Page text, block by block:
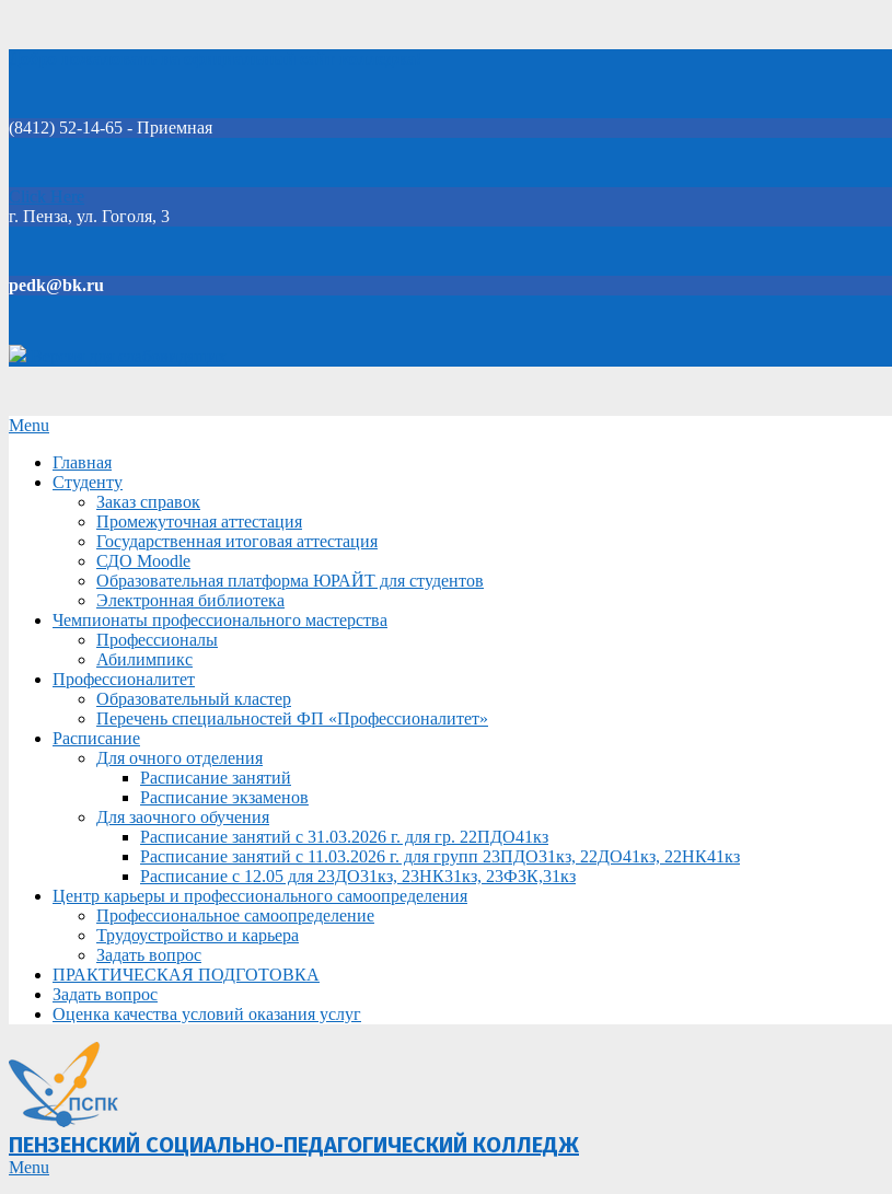
(8412) 52-14-65 - Приемная
Click Here
г. Пенза, ул. Гоголя, 3
pedk@bk.ru
Secondary
Menu
Menu
Главная
Студенту
Заказ справок
Промежуточная аттестация
Государственная итоговая аттестация
СДО Moodle
Образовательная платформа ЮРАЙТ для студентов
Электронная библиотека
Чемпионаты профессионального мастерства
Профессионалы
Абилимпикс
Профессионалитет
Образовательный кластер
Перечень специальностей ФП «Профессионалитет»
Расписание
Для очного отделения
Расписание занятий
Расписание экзаменов
Для заочного обучения
Расписание занятий с 31.03.2026 г. для гр. 22ПДО41кз
Расписание занятий с 11.03.2026 г. для групп 23ПДО31кз, 22ДО41кз, 22НК41кз
Расписание с 12.05 для 23ДО31кз, 23НК31кз, 23ФЗК,31кз
Центр карьеры и профессионального самоопределения
Профессиональное самоопределение
Трудоустройство и карьера
Задать вопрос
ПРАКТИЧЕСКАЯ ПОДГОТОВКА
Задать вопрос
Оценка качества условий оказания услуг
ПЕНЗЕНСКИЙ СОЦИАЛЬНО-ПЕДАГОГИЧЕСКИЙ КОЛЛЕДЖ
Primary
Menu